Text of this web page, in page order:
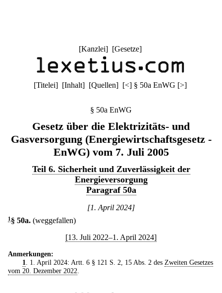
[Kanzlei] [Gesetze]
[Titelei] [Inhalt] [Quellen] [<] § 50a EnWG [>]
§ 50a EnWG
Gesetz über die Elektrizitäts- und
Gasversorgung (Energiewirtschaftsgesetz -
EnWG) vom 7. Juli 2005
Teil 6. Sicherheit und Zuverlässigkeit der
Energieversorgung
Paragraf 50a
[1. April 2024]
1 § 50a. (weggefallen)
[13. Juli 2022–1. April 2024]
Anmerkungen:
1
. 1. April 2024: Artt. 6 § 121 S. 2, 15 Abs. 2 des Zweiten Gesetzes
vom 20. Dezember 2022